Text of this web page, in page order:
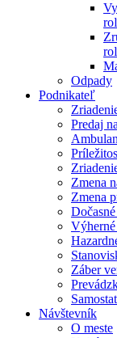
Odpady
Podnikateľ
Predaj
Zmena
Zmena
Záber
Návštevník
O meste